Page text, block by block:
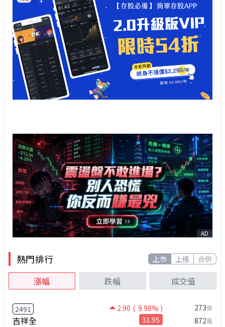
AD
熱門排行 上市 上櫃 合併
漲幅 跌幅 成交值
2491 2.90 ( 9.98% )
吉祥全 31.95
273張
872萬